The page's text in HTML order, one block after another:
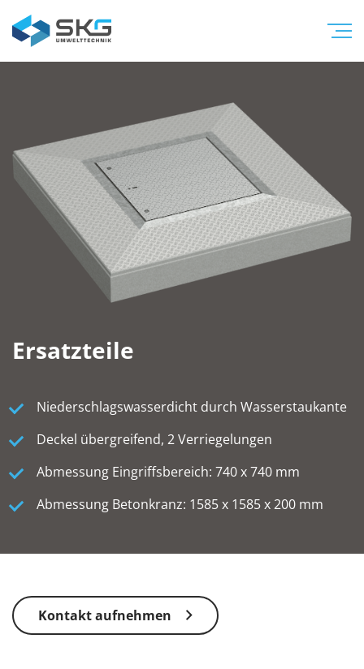
Ersatzteile
Niederschlagswasserdicht durch Wasserstaukante
Deckel übergreifend, 2 Verriegelungen
Abmessung Eingriffsbereich: 740 x 740 mm
Abmessung Betonkranz: 1585 x 1585 x 200 mm
Kontakt aufnehmen